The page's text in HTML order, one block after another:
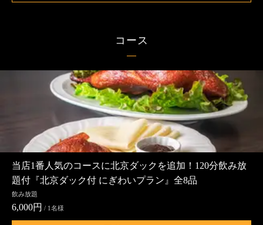
コース
当店1番人気のコースに北京ダックを追加！120分飲み放
題付『北京ダック付 にぎわいプラン』全8品
飲み放題
6,000円 / 1名様